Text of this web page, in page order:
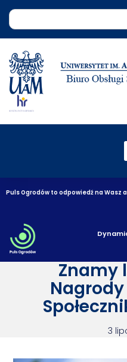
Puls Ogrodów to odpowiedź na Wasz
Znamy
3